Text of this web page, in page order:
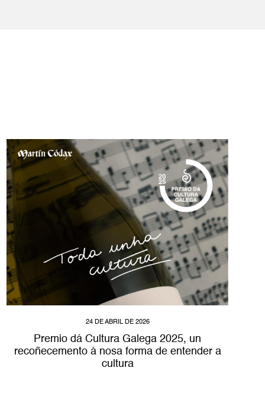
24 DE ABRIL DE 2026
Premio dá Cultura Galega 2025, un
recoñecemento á nosa forma de entender a
cultura